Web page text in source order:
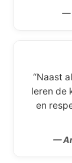
—
“Naast
leren de
en
—